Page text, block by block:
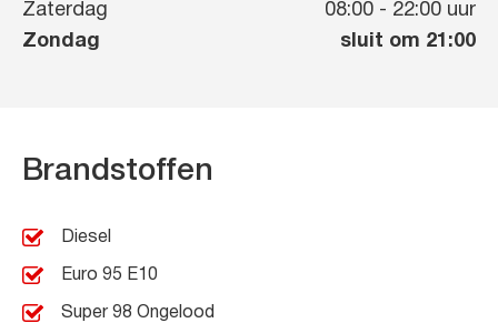
Zaterdag
08:00 - 22:00 uur
Zondag
sluit om 21:00
Brandstoffen
Diesel
Euro 95 E10
Super 98 Ongelood